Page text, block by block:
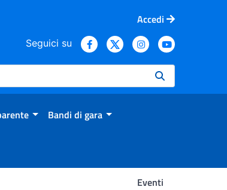
Accedi
Seguici su
Bandi di gara
Eventi